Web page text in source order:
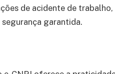
de acidente de
garantida.